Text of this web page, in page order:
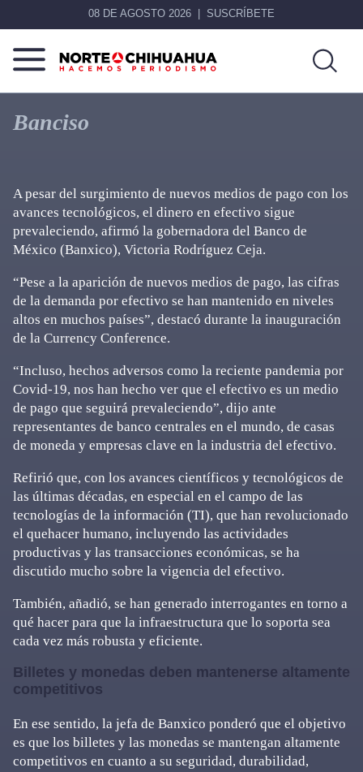
08 DE AGOSTO 2026 SUSCRÍBETE
Norte
De
Chihuahua
Más
que
noticias,
Banciso
A pesar del surgimiento de nuevos medios de pago con los
avances tecnológicos, el dinero en efectivo sigue
prevaleciendo, afirmó la gobernadora del Banco de
México (Banxico), Victoria Rodríguez Ceja.
“Pese a la aparición de nuevos medios de pago, las cifras
de la demanda por efectivo se han mantenido en niveles
altos en muchos países”, destacó durante la inauguración
de la Currency Conference.
“Incluso, hechos adversos como la reciente pandemia por
Covid-19, nos han hecho ver que el efectivo es un medio
de pago que seguirá prevaleciendo”, dijo ante
representantes de banco centrales en el mundo, de casas
de moneda y empresas clave en la industria del efectivo.
Refirió que, con los avances científicos y tecnológicos de
las últimas décadas, en especial en el campo de las
tecnologías de la información (TI), que han revolucionado
el quehacer humano, incluyendo las actividades
productivas y las transacciones económicas, se ha
discutido mucho sobre la vigencia del efectivo.
También, añadió, se han generado interrogantes en torno a
qué hacer para que la infraestructura que lo soporta sea
cada vez más robusta y eficiente.
Billetes y monedas deben mantenerse altamente
competitivos
En ese sentido, la jefa de Banxico ponderó que el objetivo
es que los billetes y las monedas se mantengan altamente
competitivos en cuanto a su seguridad, durabilidad,